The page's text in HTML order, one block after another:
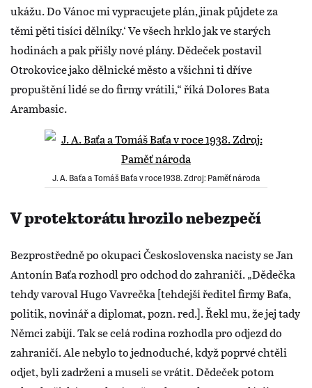
ukážu. Do Vánoc mi vypracujete plán, jinak půjdete za
těmi pěti tisíci dělníky.‘ Ve všech hrklo jak ve starých
hodinách a pak přišly nové plány. Dědeček postavil
Otrokovice jako dělnické město a všichni ti dříve
propuštění lidé se do firmy vrátili,“ říká Dolores Bata
Arambasic.
J. A. Baťa a Tomáš Baťa v roce 1938. Zdroj: Paměť národa
V protektorátu hrozilo nebezpečí
Bezprostředně po okupaci Československa nacisty se Jan
Antonín Baťa rozhodl pro odchod do zahraničí. „Dědečka
tehdy varoval Hugo Vavrečka [tehdejší ředitel firmy Baťa,
politik, novinář a diplomat, pozn. red.]. Řekl mu, že jej tady
Němci zabijí. Tak se celá rodina rozhodla pro odjezd do
zahraničí. Ale nebylo to jednoduché, když poprvé chtěli
odjet, byli zadrženi a museli se vrátit. Dědeček potom